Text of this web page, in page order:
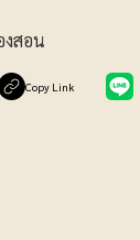
สอน
Copy Link